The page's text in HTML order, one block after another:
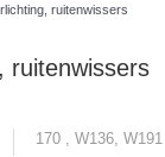
ruitenwissers
ruitenwissers
170 , W136, W191